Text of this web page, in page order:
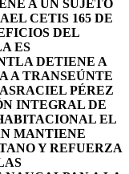
A UN SUJETO
EL CETIS 165 DE
DEL
ES
DETIENE A
A TRANSEÚNTE
RACIEL PÉREZ
INTEGRAL DE
EL
MANTIENE
Y REFUERZA